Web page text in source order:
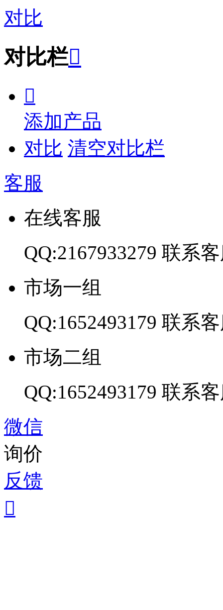
对比
对比栏

添加产品
对比 清空对比栏
客服
在线客服
QQ:2167933279 联系
市场一组
QQ:1652493179 联系
市场二组
QQ:1652493179 联系
微信
询价
反馈
